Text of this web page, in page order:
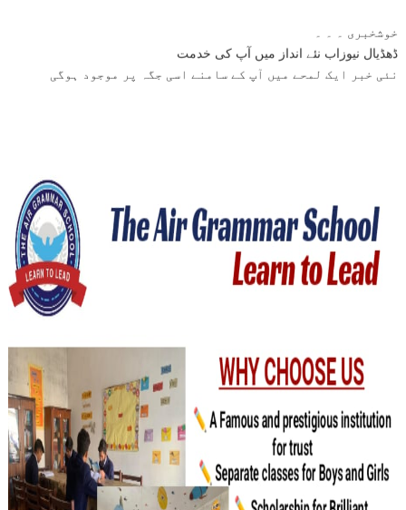
ڈھڈیال نیوزاب نئے انداز میں آپ کی خدمت
نئی خبر ایک لمحے میں آپ کے سامنے اسی جگہ پر موجود ہوگی